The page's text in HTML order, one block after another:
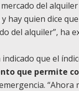
del
hay quien dice
del alquiler”, ha
indicado que el
que permite